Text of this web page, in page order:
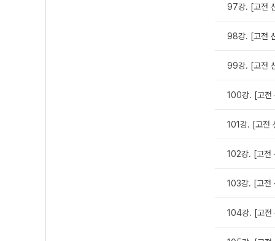
97강. [고전
98강. [고전
99강. [고전
100강. [고전
101강. [고전
102강. [고전
103강. [고전
104강. [고전